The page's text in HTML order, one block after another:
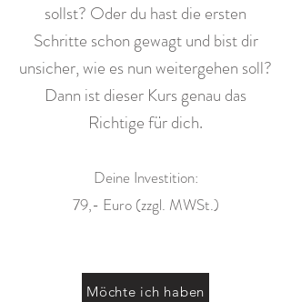
sollst? Oder du hast die ersten
Schritte schon gewagt und bist dir
unsicher, wie es nun weitergehen soll?
Dann ist dieser Kurs genau das
Richtige für dich.
Deine Investition:
79,- Euro (zzgl. MWSt.)
Möchte ich haben